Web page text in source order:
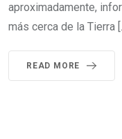
aproximadamente,
más cerca de la Tierra
READ MORE